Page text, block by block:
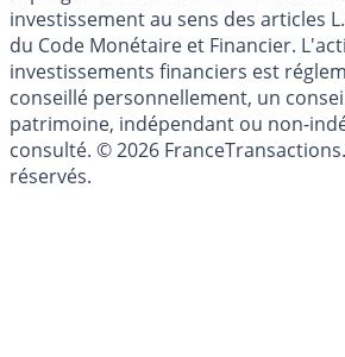
Les articles et commentaires publiés
l'épargne ne sont aucunement des
investissement au sens des articles
du Code Monétaire et Financier.
investissements financiers est
conseillé personnellement, un
patrimoine, indépendant ou non-